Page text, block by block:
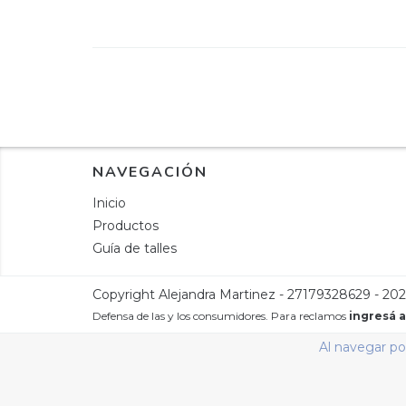
Al navegar
NAVEGACIÓN
Inicio
Productos
Guía de talles
Copyright Alejandra Martinez - 27179328629 -
Defensa de las y los consumidores. Para reclamos ingresá